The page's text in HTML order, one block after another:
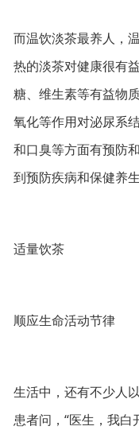
而温饮淡茶最养人，
热的淡茶对健康很有
糖、维生素等有益物
氧化等作用对泌尿系
和口臭等方面有预防
到预防疾病和保健养生
适量饮茶
顺应生命活动节律
生活中，还有不少人
患者问，“医生，我